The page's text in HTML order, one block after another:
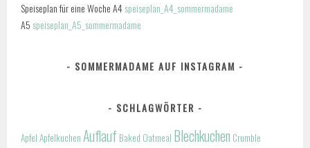
Speiseplan für eine Woche A4speiseplan_A4_sommermadame
A5 speiseplan_A5_sommermadame
SOMMERMADAME AUF INSTAGRAM
SCHLAGWÖRTER
Apfel Apfelkuchen Auflauf Baked Oatmeal Blechkuchen Crumble